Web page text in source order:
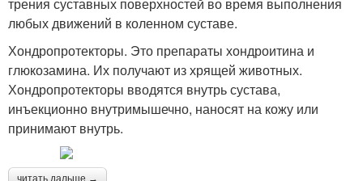
любых движений в коленном суставе.
Хондропротекторы. Это препараты хондроитина и
глюкозамина. Их получают из хрящей животных.
Хондропротекторы вводятся внутрь сустава,
инъекционно внутримышечно, наносят на кожу или
принимают внутрь.
читать дальше →